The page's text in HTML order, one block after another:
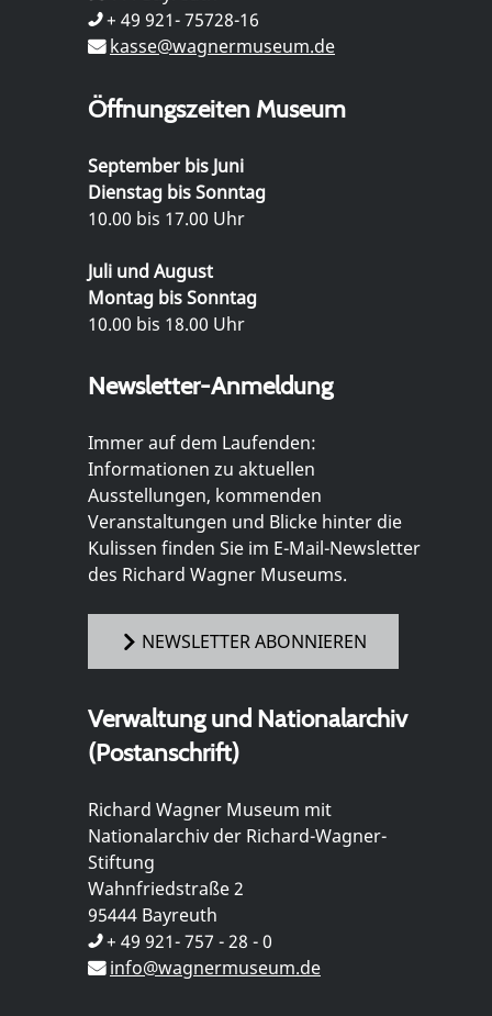
+ 49 921- 75728-16
kasse@wagnermuseum.de
Öffnungszeiten Museum
September bis Juni
Dienstag bis Sonntag
10.00 bis 17.00 Uhr
Juli und August
Montag bis Sonntag
10.00 bis 18.00 Uhr
Newsletter-Anmeldung
Immer auf dem Laufenden:
Informationen zu aktuellen
Ausstellungen, kommenden
Veranstaltungen und Blicke hinter die
Kulissen finden Sie im E-Mail-Newsletter
des Richard Wagner Museums.
NEWSLETTER ABONNIEREN
Verwaltung und Nationalarchiv
(Postanschrift)
Richard Wagner Museum mit
Nationalarchiv der Richard-Wagner-
Stiftung
Wahnfriedstraße 2
95444 Bayreuth
+ 49 921- 757 - 28 - 0
info@wagnermuseum.de